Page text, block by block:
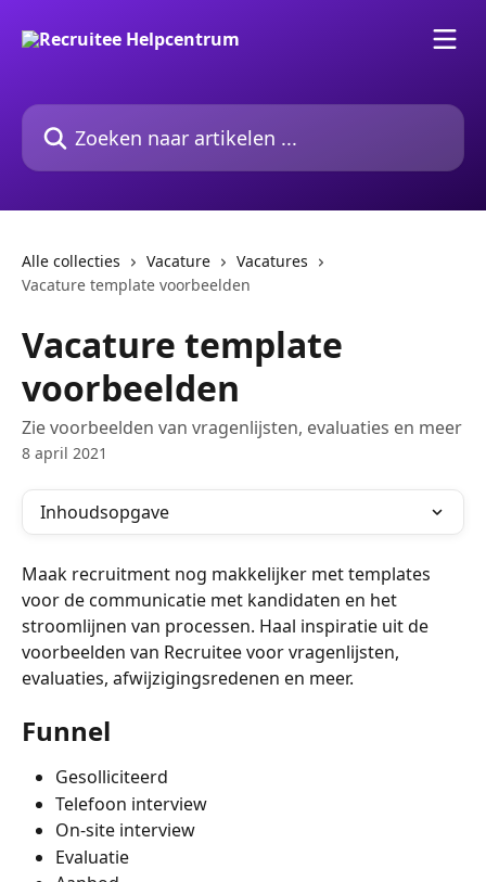
Zoeken naar artikelen ...
Alle collecties Vacature
Vacatures
Vacature template voorbeelden
Vacature template
voorbeelden
Zie voorbeelden van vragenlijsten, evaluaties en meer
8 april 2021
Inhoudsopgave
Maak recruitment nog makkelijker met templates
voor de communicatie met kandidaten en het
stroomlijnen van processen. Haal inspiratie uit de
voorbeelden van Recruitee voor vragenlijsten,
evaluaties, afwijzigingsredenen en meer.
Funnel
Gesolliciteerd
Telefoon interview
On-site interview
Evaluatie